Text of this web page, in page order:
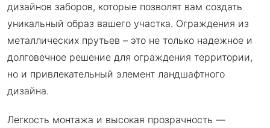
дизайнов заборов, которые позволят вам создать
уникальный образ вашего участка. Ограждения из
металлических прутьев – это не только надежное и
долговечное решение для ограждения территории,
но и привлекательный элемент ландшафтного
дизайна.
Легкость монтажа и высокая прозрачность —